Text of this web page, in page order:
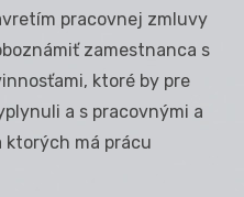
pracovnej zmluvy
zamestnanca s
ktoré by pre
a s pracovnými a
ktorých má prácu